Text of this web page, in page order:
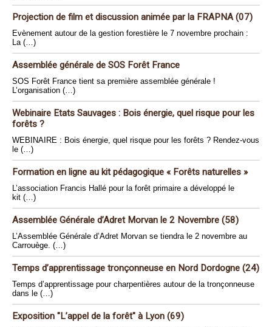
Projection de film et discussion animée par la FRAPNA (07)
Evènement autour de la gestion forestière le 7 novembre prochain :
La (…)
Assemblée générale de SOS Forêt France
SOS Forêt France tient sa première assemblée générale !
L’organisation (…)
Webinaire Etats Sauvages : Bois énergie, quel risque pour les
forêts ?
WEBINAIRE : Bois énergie, quel risque pour les forêts ? Rendez-vous
le (…)
Formation en ligne au kit pédagogique « Forêts naturelles »
L’association Francis Hallé pour la forêt primaire a développé le
kit (…)
Assemblée Générale d’Adret Morvan le 2 Novembre (58)
L’Assemblée Générale d’Adret Morvan se tiendra le 2 novembre au
Carrouège. (…)
Temps d’apprentissage tronçonneuse en Nord Dordogne (24)
Temps d’apprentissage pour charpentières autour de la tronçonneuse
dans le (…)
Exposition "L’appel de la forêt" à Lyon (69)